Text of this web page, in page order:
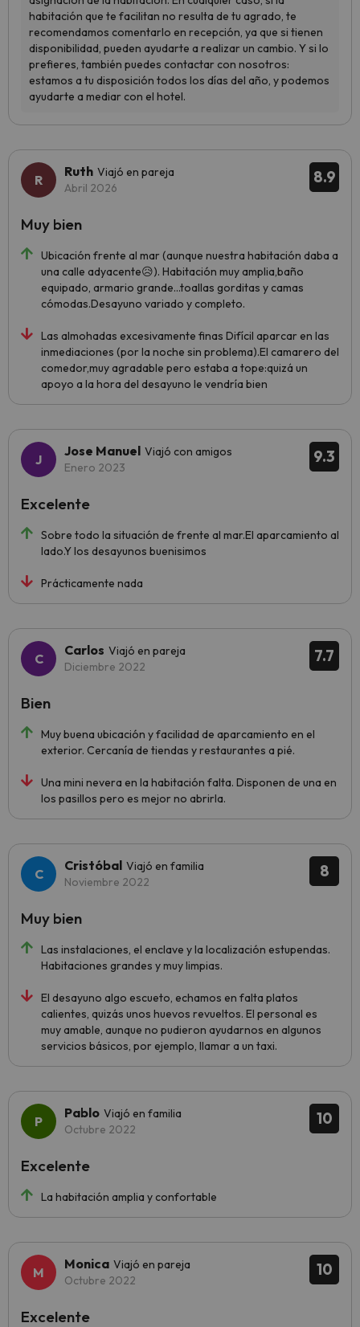
8.9
Ruth Viajó en pareja
Abril 2026
Ubicación frente al mar (aunque nuestra habitación daba a
una calle adyacente😥). Habitación muy amplia,baño
equipado, armario grande...toallas gorditas y camas
cómodas.Desayuno variado y completo.
Las almohadas excesivamente finas Difícil aparcar en las
inmediaciones (por la noche sin problema).El camarero del
comedor,muy agradable pero estaba a tope:quizá un
apoyo a la hora del desayuno le vendría bien
Muy bien
9.3
Jose Manuel Viajó con amigos
Enero 2023
Sobre todo la situación de frente al mar.El aparcamiento al
lado.Y los desayunos buenisimos
Prácticamente nada
Excelente
7.7
Carlos Viajó en pareja
Diciembre 2022
Muy buena ubicación y facilidad de aparcamiento en el
exterior. Cercanía de tiendas y restaurantes a pié.
Una mini nevera en la habitación falta. Disponen de una en
los pasillos pero es mejor no abrirla.
Bien
8
Cristóbal Viajó en familia
Noviembre 2022
Las instalaciones, el enclave y la localización estupendas.
Habitaciones grandes y muy limpias.
El desayuno algo escueto, echamos en falta platos
calientes, quizás unos huevos revueltos. El personal es
muy amable, aunque no pudieron ayudarnos en algunos
servicios básicos, por ejemplo, llamar a un taxi.
Muy bien
10
Pablo Viajó en familia
Octubre 2022
La habitación amplia y confortable
Excelente
10
Monica Viajó en pareja
Octubre 2022
Excelente